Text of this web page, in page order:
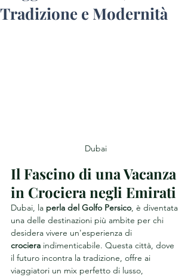
Tradizione e Modernità
Dubai
Il Fascino di una Vacanza
in Crociera negli Emirati
Dubai, la perla del Golfo Persico, è diventata
una delle destinazioni più ambite per chi
desidera vivere un'esperienza di
crociera indimenticabile. Questa città, dove
il futuro incontra la tradizione, offre ai
viaggiatori un mix perfetto di lusso,